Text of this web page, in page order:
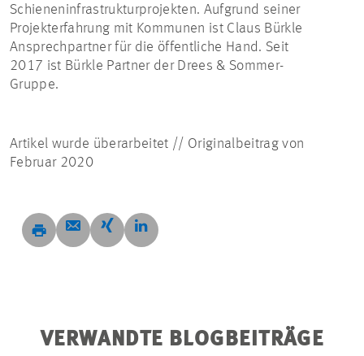
Schieneninfrastrukturprojekten. Aufgrund seiner
Projekterfahrung mit Kommunen ist Claus Bürkle
Ansprechpartner für die öffentliche Hand. Seit
2017 ist Bürkle Partner der Drees & Sommer-
Gruppe.
Artikel wurde überarbeitet // Originalbeitrag von
Februar 2020
VERWANDTE BLOGBEITRÄGE